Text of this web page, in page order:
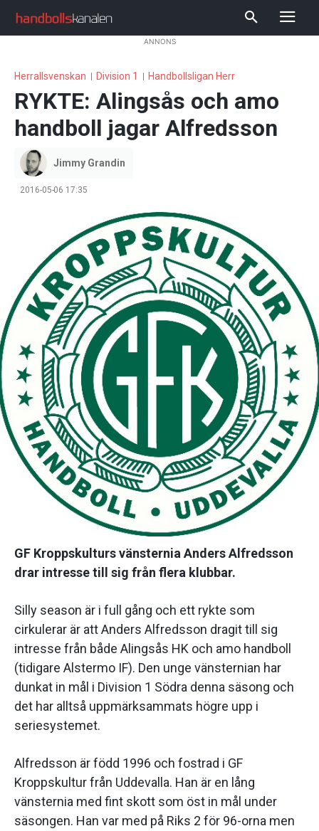
ANNONS
Herrallsvenskan Division 1 Handbollsligan Herr
RYKTE: Alingsås och amo
handboll jagar Alfredsson
Jimmy Grandin
2016-05-06 17:35
GF Kroppskulturs vänsternia Anders Alfredsson
drar intresse till sig från flera klubbar.
Silly season är i full gång och ett rykte som
cirkulerar är att Anders Alfredsson dragit till sig
intresse från både Alingsås HK och amo handboll
(tidigare Alstermo IF). Den unge vänsternian har
dunkat in mål i Division 1 Södra denna säsong och
det har alltså uppmärksammats högre upp i
seriesystemet.
Alfredsson är född 1996 och fostrad i GF
Kroppskultur från Uddevalla. Han är en lång
vänsternia med fint skott som öst in mål under
säsongen. Han var med på Riks 2 för 96-orna men